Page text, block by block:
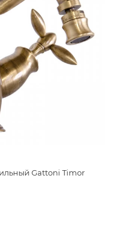
Gattoni Timor